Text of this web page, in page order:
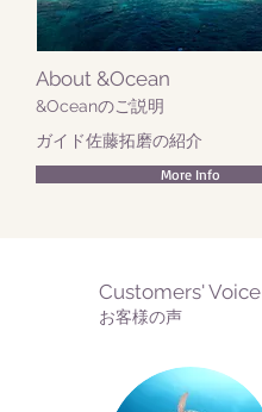
About &Ocean
&Oceanのご説明
​ガイド佐藤拓磨の紹介
More Info
​Customers' Voice
お客様の声